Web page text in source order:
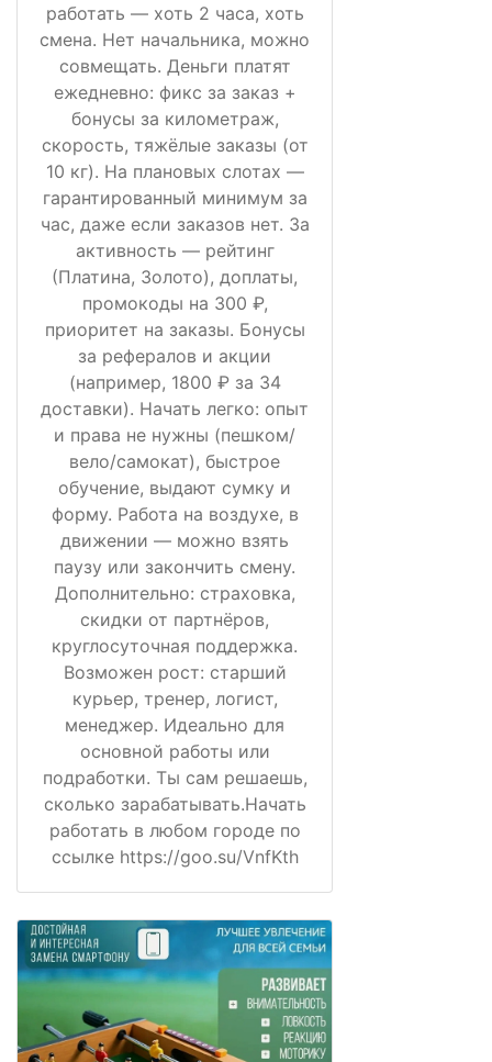
работать — хоть 2 часа, хоть
смена. Нет начальника, можно
совмещать. Деньги платят
ежедневно: фикс за заказ +
бонусы за километраж,
скорость, тяжёлые заказы (от
10 кг). На плановых слотах —
гарантированный минимум за
час, даже если заказов нет. За
активность — рейтинг
(Платина, Золото), доплаты,
промокоды на 300 ₽,
приоритет на заказы. Бонусы
за рефералов и акции
(например, 1800 ₽ за 34
доставки). Начать легко: опыт
и права не нужны (пешком/
вело/самокат), быстрое
обучение, выдают сумку и
форму. Работа на воздухе, в
движении — можно взять
паузу или закончить смену.
Дополнительно: страховка,
скидки от партнёров,
круглосуточная поддержка.
Возможен рост: старший
курьер, тренер, логист,
менеджер. Идеально для
основной работы или
подработки. Ты сам решаешь,
сколько зарабатывать.Начать
работать в любом городе по
ссылке https://goo.su/VnfKth